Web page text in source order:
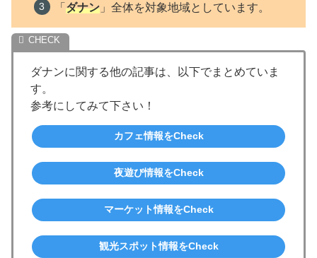
「ダナン 」全体を対象地域としています。
ダナンに関する他の記事は、以下でまとめていま
す。
参考にしてみて下さい！
カフェ情報をCheck
夜遊び情報をCheck
マーケット情報をCheck
観光スポット情報をCheck